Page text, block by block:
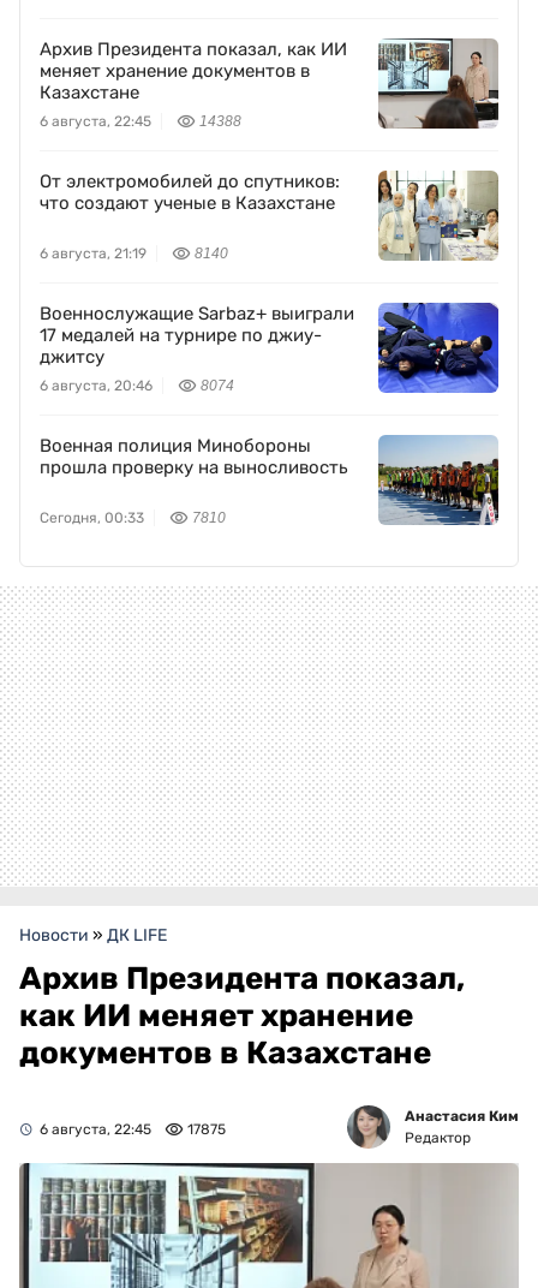
Архив Президента показал, как ИИ
меняет хранение документов в
Казахстане
6 августа, 22:45 14388
От электромобилей до спутников:
что создают ученые в Казахстане
6 августа, 21:19 8140
Военнослужащие Sarbaz+ выиграли
17 медалей на турнире по джиу-
джитсу
6 августа, 20:46 8074
Военная полиция Минобороны
прошла проверку на выносливость
Сегодня, 00:33 7810
Новости » ДК LIFE
Архив Президента показал,
как ИИ меняет хранение
документов в Казахстане
6 августа, 22:45 17875
Анастасия Ким
Редактор